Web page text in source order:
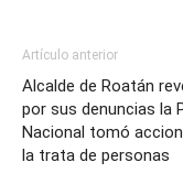
Artículo anterior
Alcalde de Roatán
por sus denuncias la
Nacional tomó
la trata de personas